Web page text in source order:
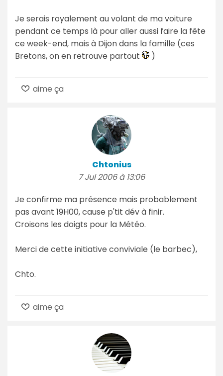
Je serais royalement au volant de ma voiture
pendant ce temps là pour aller aussi faire la fête
ce week-end, mais à Dijon dans la famille (ces
Bretons, on en retrouve partout
)
aime ça
Chtonius
7 Jul 2006 à 13:06
Je confirme ma présence mais probablement
pas avant 19H00, cause p'tit dév à finir.
Croisons les doigts pour la Météo.
Merci de cette initiative conviviale (le barbec),
Chto.
aime ça